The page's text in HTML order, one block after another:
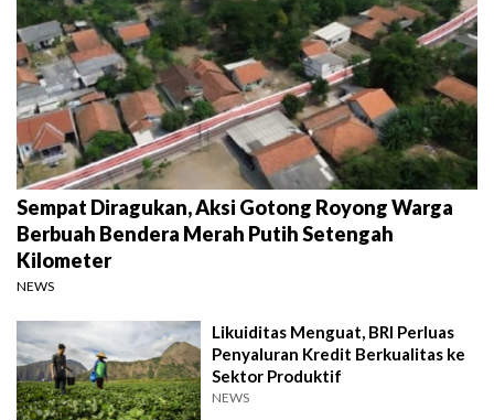
Sempat Diragukan, Aksi Gotong Royong Warga
Berbuah Bendera Merah Putih Setengah
Kilometer
NEWS
Likuiditas Menguat, BRI Perluas
Penyaluran Kredit Berkualitas ke
Sektor Produktif
NEWS